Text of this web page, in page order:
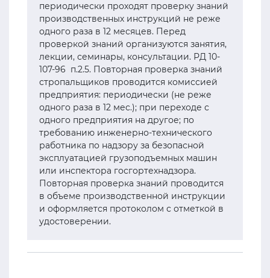
периодически проходят проверку знаний
производственных инструкций не реже
одного раза в 12 месяцев. Перед
проверкой знаний организуются занятия,
лекции, семинары, консультации. РД 10-
107-96 п.2.5. Повторная проверка знаний
стропальщиков проводится комиссией
предприятия: периодически (не реже
одного раза в 12 мес.); при переходе с
одного предприятия на другое; по
требованию инженерно-технического
работника по надзору за безопасной
эксплуатацией грузоподъемных машин
или инспектора госгортехнадзора.
Повторная проверка знаний проводится
в объеме производственной инструкции
и оформляется протоколом с отметкой в
удостоверении.